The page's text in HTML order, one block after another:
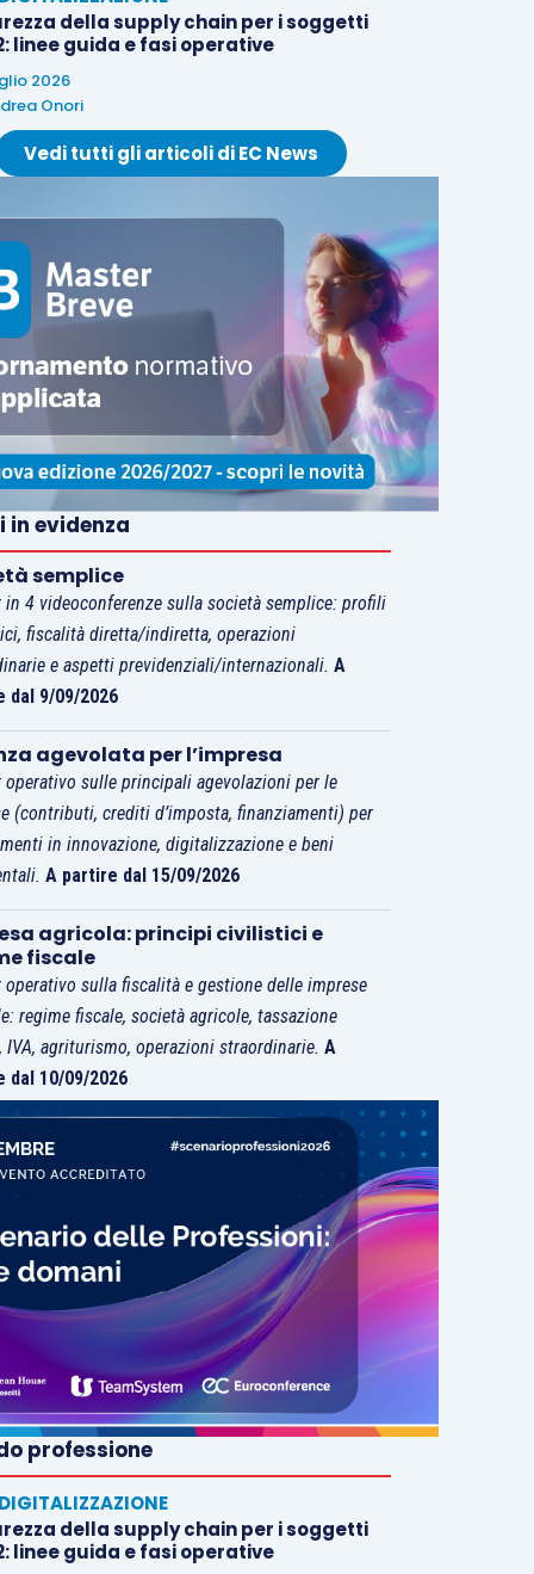
della supply chain per i soggetti
linee guida e fasi operative
2026
Onori
Vedi tutti gli articoli di EC News
in evidenza
semplice
in 4 videoconferenze sulla società semplice: profili
fiscalità diretta/indiretta, operazioni
e aspetti previdenziali/internazionali.A
dal 9/09/2026
agevolata per l’impresa
operativo sulle principali agevolazioni per le
(contributi, crediti d’imposta, finanziamenti) per
in innovazione, digitalizzazione e beni
A partire dal 15/09/2026
agricola: principi civilistici e
fiscale
operativo sulla fiscalità e gestione delle imprese
regime fiscale, società agricole, tassazione
IVA, agriturismo, operazioni straordinarie.A
dal 10/09/2026
professione
della supply chain per i soggetti
linee guida e fasi operative